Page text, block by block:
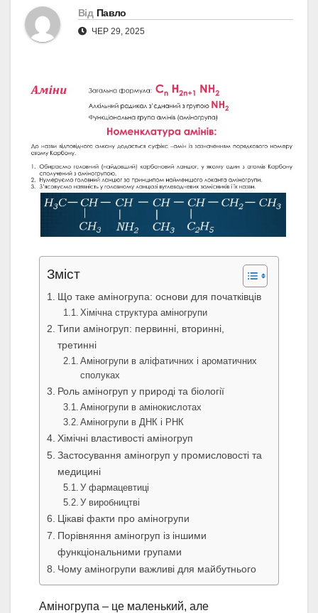
Від Павло
ЧЕР 29, 2025
Зміст
Що таке аміногрупа: основи для початківців
Хімічна структура аміногрупи
Типи аміногруп: первинні, вторинні,
третинні
Аміногрупи в аліфатичних і ароматичних
сполуках
Роль аміногруп у природі та біології
Аміногрупи в амінокислотах
Аміногрупи в ДНК і РНК
Хімічні властивості аміногруп
Застосування аміногруп у промисловості та
медицині
У фармацевтиці
У виробництві
Цікаві факти про аміногрупи
Порівняння аміногруп із іншими
функціональними групами
Чому аміногрупи важливі для майбутнього
Аміногрупа – це маленький, але